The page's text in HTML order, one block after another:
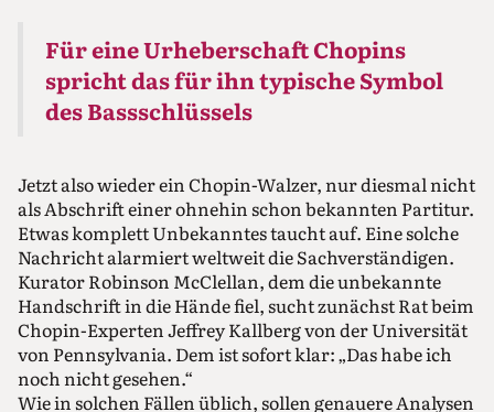
Für eine Urheberschaft Chopins
spricht das für ihn typische Symbol
des Bassschlüssels
Jetzt also wieder ein Chopin-Walzer, nur diesmal nicht
als Abschrift einer ohnehin schon bekannten Partitur.
Etwas komplett Unbekanntes taucht auf. Eine solche
Nachricht alarmiert weltweit die Sachverständigen.
Kurator Robinson McClellan, dem die unbekannte
Handschrift in die Hände fiel, sucht zunächst Rat beim
Chopin-Experten Jeffrey Kallberg von der Universität
von Pennsylvania. Dem ist sofort klar: „Das habe ich
noch nicht gesehen.“
Wie in solchen Fällen üblich, sollen genauere Analysen